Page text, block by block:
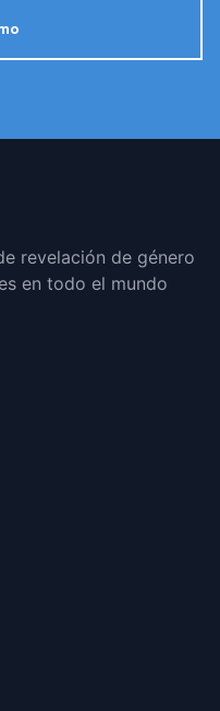
revelación de género
en todo el mundo